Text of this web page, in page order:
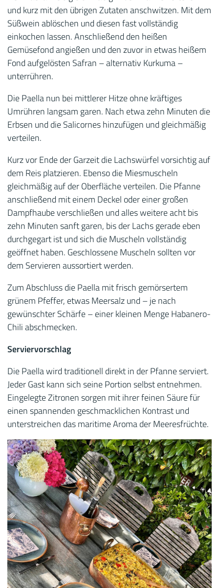
und kurz mit den übrigen Zutaten anschwitzen. Mit dem
Süßwein ablöschen und diesen fast vollständig
einkochen lassen. Anschließend den heißen
Gemüsefond angießen und den zuvor in etwas heißem
Fond aufgelösten Safran – alternativ Kurkuma –
unterrühren.
Die Paella nun bei mittlerer Hitze ohne kräftiges
Umrühren langsam garen. Nach etwa zehn Minuten die
Erbsen und die Salicornes hinzufügen und gleichmäßig
verteilen.
Kurz vor Ende der Garzeit die Lachswürfel vorsichtig auf
dem Reis platzieren. Ebenso die Miesmuscheln
gleichmäßig auf der Oberfläche verteilen. Die Pfanne
anschließend mit einem Deckel oder einer großen
Dampfhaube verschließen und alles weitere acht bis
zehn Minuten sanft garen, bis der Lachs gerade eben
durchgegart ist und sich die Muscheln vollständig
geöffnet haben. Geschlossene Muscheln sollten vor
dem Servieren aussortiert werden.
Zum Abschluss die Paella mit frisch gemörsertem
grünem Pfeffer, etwas Meersalz und – je nach
gewünschter Schärfe – einer kleinen Menge Habanero-
Chili abschmecken.
Serviervorschlag
Die Paella wird traditionell direkt in der Pfanne serviert.
Jeder Gast kann sich seine Portion selbst entnehmen.
Eingelegte Zitronen sorgen mit ihrer feinen Säure für
einen spannenden geschmacklichen Kontrast und
unterstreichen das maritime Aroma der Meeresfrüchte.